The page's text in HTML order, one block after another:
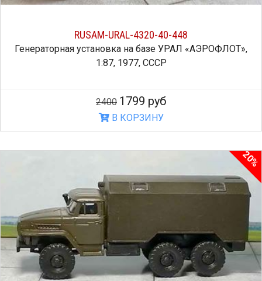
RUSAM-URAL-4320-40-448
Генераторная установка на базе УРАЛ «АЭРОФЛОТ»,
1:87, 1977, СССР
2400 1799 руб
В КОРЗИНУ
20%